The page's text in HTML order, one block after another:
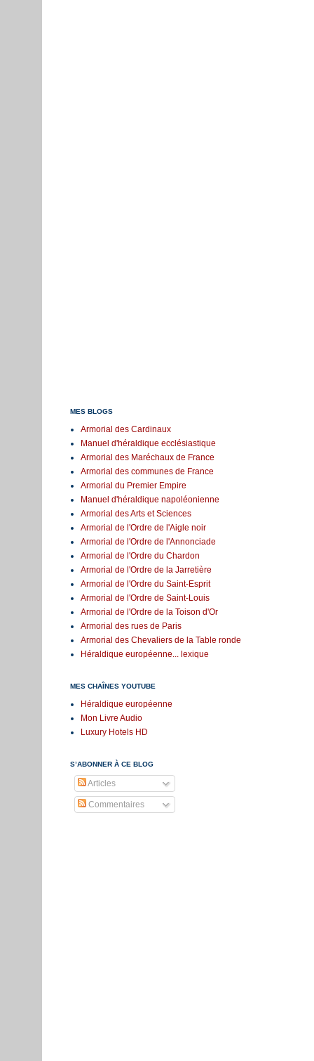
MES BLOGS
Armorial des Cardinaux
Manuel d'héraldique ecclésiastique
Armorial des Maréchaux de France
Armorial des communes de France
Armorial du Premier Empire
Manuel d'héraldique napoléonienne
Armorial des Arts et Sciences
Armorial de l'Ordre de l'Aigle noir
Armorial de l'Ordre de l'Annonciade
Armorial de l'Ordre du Chardon
Armorial de l'Ordre de la Jarretière
Armorial de l'Ordre du Saint-Esprit
Armorial de l'Ordre de Saint-Louis
Armorial de l'Ordre de la Toison d'Or
Armorial des rues de Paris
Armorial des Chevaliers de la Table ronde
Héraldique européenne... lexique
MES CHAÎNES YOUTUBE
Héraldique européenne
Mon Livre Audio
Luxury Hotels HD
S’ABONNER À CE BLOG
Articles
Commentaires